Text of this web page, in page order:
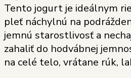
Tento jogurt je ideálnym
pleť náchylnú na
jemnú starostlivosť a
zahaliť do hodvábnej
na celé telo, vrátane rúk,